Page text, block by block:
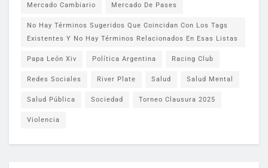
Mercado Cambiario Mercado De Pases
No Hay Términos Sugeridos Que Coincidan Con Los Tags
Existentes Y No Hay Términos Relacionados En Esas Listas
Papa León Xiv Política Argentina Racing Club
Redes Sociales River Plate Salud Salud Mental
Salud Pública Sociedad Torneo Clausura 2025
Violencia